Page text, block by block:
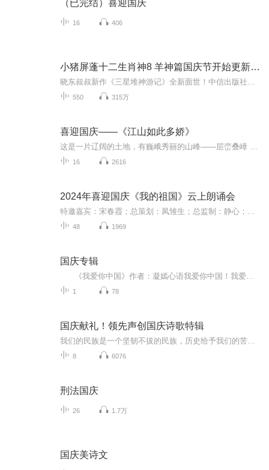
（已完结）喜迎国庆
16 406
小猪屏蓬十二生肖神8 羊神篇国庆节开始更新啦！
550 315万
喜迎国庆——《江山如此多娇》
16 2616
2024年喜迎国庆《我的祖国》云上朗诵会
48 1969
国庆专辑
1 78
国庆献礼！领先声创国庆诗歌特辑
8 6076
刑法国庆
26 1.7万
国庆美诗文